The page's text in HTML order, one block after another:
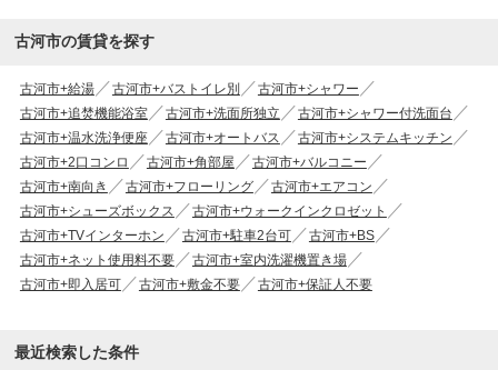
古河市の賃貸を探す
古河市+給湯 古河市+バストイレ別
古河市+シャワー
古河市+追焚機能浴室
古河市+洗面所独立
古河市+シャワー付洗面台
古河市+温水洗浄便座
古河市+オートバス
古河市+システムキッチン
古河市+2口コンロ
古河市+角部屋
古河市+バルコニー
古河市+南向き
古河市+フローリング
古河市+エアコン
古河市+シューズボックス
古河市+ウォークインクロゼット
古河市+TVインターホン
古河市+駐車2台可
古河市+BS
古河市+ネット使用料不要
古河市+室内洗濯機置き場
古河市+即入居可
古河市+敷金不要 古河市+保証人不要
最近検索した条件